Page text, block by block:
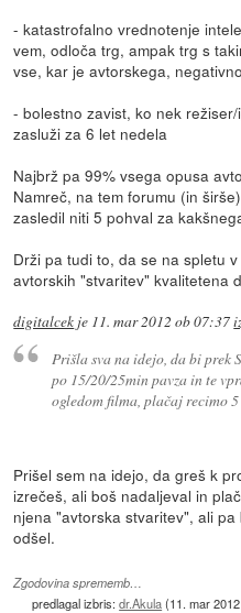
- katastrofalno vrednotenje
vem, odloča trg, ampak trg s
vse, kar je avtorskega,
- bolestno zavist, ko nek
zasluži za 6 let nedela
Najbrž pa 99% vsega opusa
Namreč, na tem forumu (in
zasledil niti 5 pohval za
Drži pa tudi to, da se na spletu
avtorskih "stvaritev" kvalitetena
digitalcek je 11. mar 2012 ob 07:37
Prišla sva na idejo, da bi prek
po 15/20/25min pavza in te
ogledom filma, plačaj recimo 5
Prišel sem na idejo, da greš k
izrečeš, ali boš nadaljeval in
njena "avtorska stvaritev", ali
odšel.
Zgodovina sprememb…
predlagal izbris:dr.Akula(11. mar